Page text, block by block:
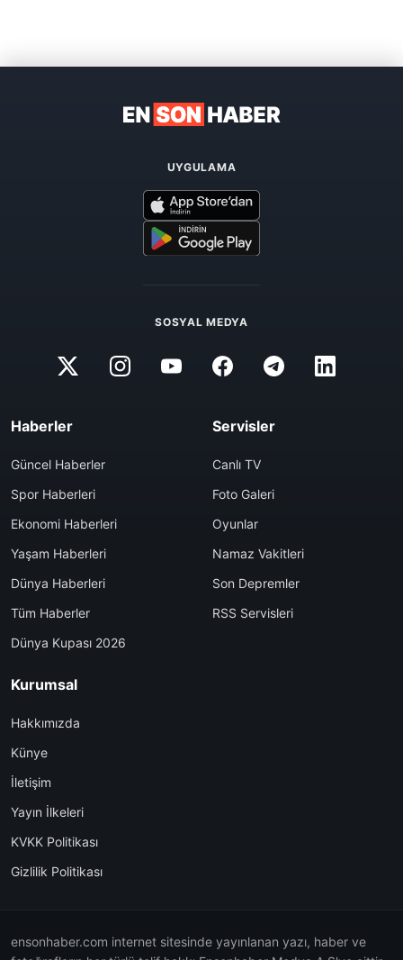
UYGULAMA
SOSYAL MEDYA
Haberler
Güncel Haberler
Spor Haberleri
Ekonomi Haberleri
Yaşam Haberleri
Dünya Haberleri
Tüm Haberler
Dünya Kupası 2026
Servisler
Canlı TV
Foto Galeri
Oyunlar
Namaz Vakitleri
Son Depremler
RSS Servisleri
Kurumsal
Hakkımızda
Künye
İletişim
Yayın İlkeleri
KVKK Politikası
Gizlilik Politikası
ensonhaber.com internet sitesinde yayınlanan yazı, haber ve